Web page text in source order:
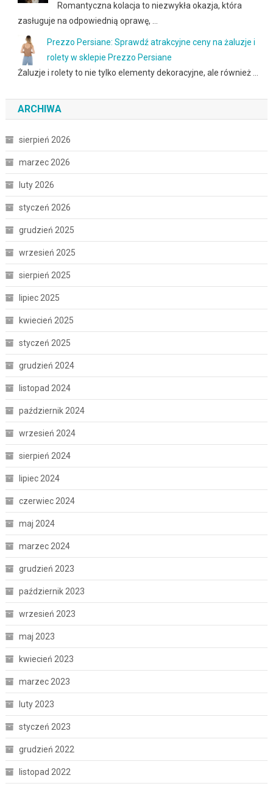
Romantyczna kolacja to niezwykła okazja, która
zasługuje na odpowiednią oprawę, …
Prezzo Persiane: Sprawdź atrakcyjne ceny na żaluzje i
rolety w sklepie Prezzo Persiane
Żaluzje i rolety to nie tylko elementy dekoracyjne, ale również …
ARCHIWA
sierpień 2026
marzec 2026
luty 2026
styczeń 2026
grudzień 2025
wrzesień 2025
sierpień 2025
lipiec 2025
kwiecień 2025
styczeń 2025
grudzień 2024
listopad 2024
październik 2024
wrzesień 2024
sierpień 2024
lipiec 2024
czerwiec 2024
maj 2024
marzec 2024
grudzień 2023
październik 2023
wrzesień 2023
maj 2023
kwiecień 2023
marzec 2023
luty 2023
styczeń 2023
grudzień 2022
listopad 2022